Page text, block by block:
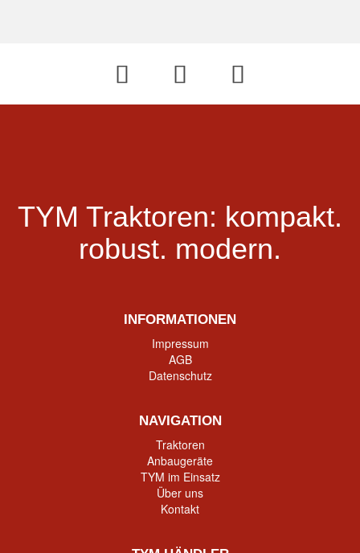
TYM Traktoren: kompakt.
robust. modern.
INFORMATIONEN
Impressum
AGB
Datenschutz
NAVIGATION
Traktoren
Anbaugeräte
TYM im Einsatz
Über uns
Kontakt